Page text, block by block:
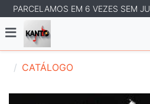
PARCELAMOS EM 6 VEZES SEM
CATÁLOGO